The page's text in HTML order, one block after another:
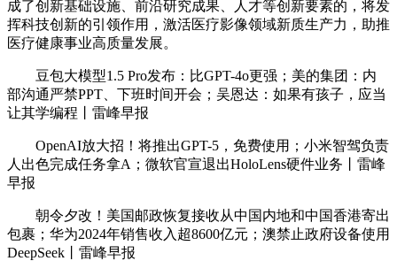
成了创新基础设施、前沿研究成果、人才等创新要素的，将发
挥科技创新的引领作用，激活医疗影像领域新质生产力，助推
医疗健康事业高质量发展。
豆包大模型1.5 Pro发布：比GPT-4o更强；美的集团：内
部沟通严禁PPT、下班时间开会；吴恩达：如果有孩子，应当
让其学编程丨雷峰早报
OpenAI放大招！将推出GPT-5，免费使用；小米智驾负责
人出色完成任务拿A；微软官宣退出HoloLens硬件业务丨雷峰
早报
朝令夕改！美国邮政恢复接收从中国内地和中国香港寄出
包裹；华为2024年销售收入超8600亿元；澳禁止政府设备使用
DeepSeek丨雷峰早报